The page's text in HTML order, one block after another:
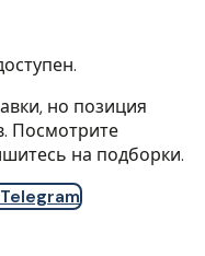
но позиция
Посмотрите
на подборки.